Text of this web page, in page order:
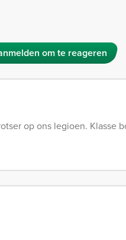
om te reageren
op ons legioen. Klasse